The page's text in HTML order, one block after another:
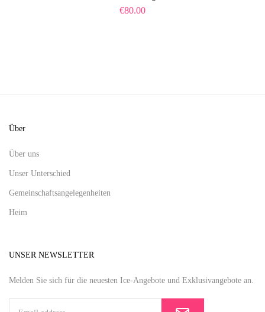
€80.00
Über
Über uns
Unser Unterschied
Gemeinschaftsangelegenheiten
Heim
UNSER NEWSLETTER
Melden Sie sich für die neuesten Ice-Angebote und Exklusivangebote an.